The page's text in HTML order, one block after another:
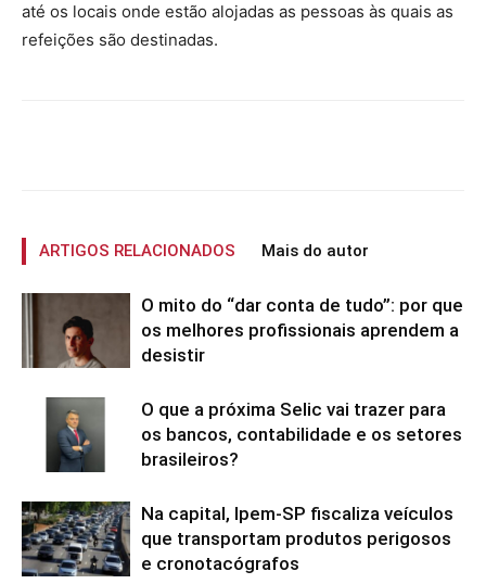
até os locais onde estão alojadas as pessoas às quais as
refeições são destinadas.
ARTIGOS RELACIONADOS Mais do autor
O mito do “dar conta de tudo”: por que
os melhores profissionais aprendem a
desistir
O que a próxima Selic vai trazer para
os bancos, contabilidade e os setores
brasileiros?
Na capital, Ipem-SP fiscaliza veículos
que transportam produtos perigosos
e cronotacógrafos